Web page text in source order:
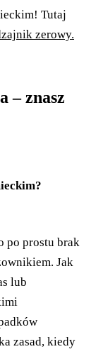
Tutaj
zerowy.
– znasz
po prostu brak
Jak
lub
zasad, kiedy